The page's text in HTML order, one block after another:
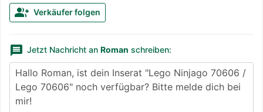
group_add Verkäufer folgen
message Jetzt Nachricht an Roman schreiben: